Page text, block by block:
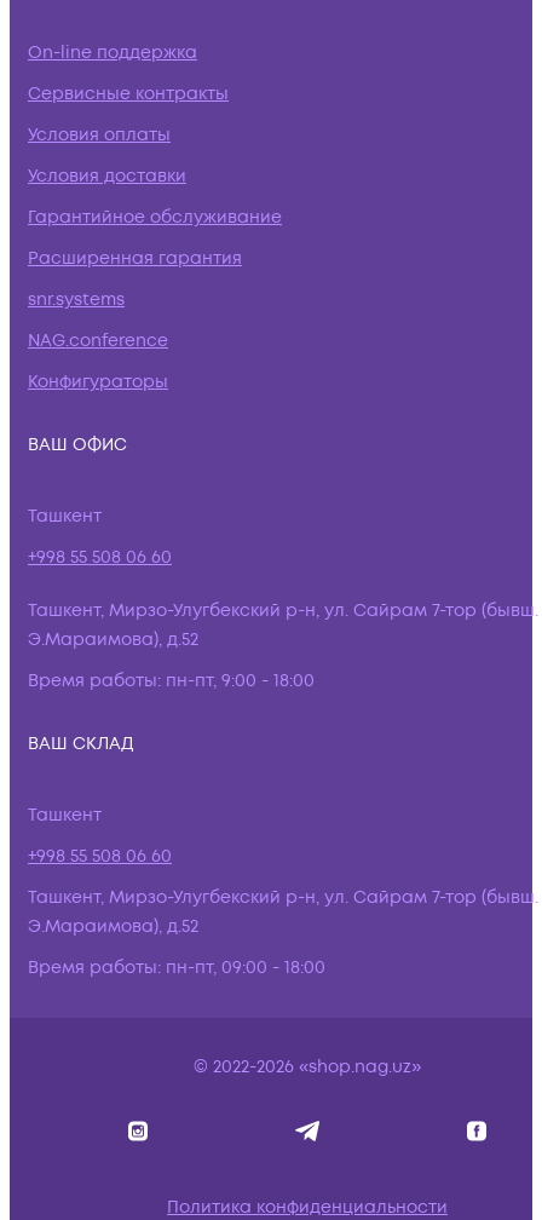
On-line поддержка
Сервисные контракты
Условия оплаты
Условия доставки
Гарантийное обслуживание
Расширенная гарантия
snr.systems
NAG.conference
Конфигураторы
ВАШ ОФИС
Ташкент
+998 55 508 06 60
Ташкент, Мирзо-Улугбекский р-н, ул. Сайрам 7-тор (бывш.
Э.Мараимова), д.52
Время работы: пн-пт, 9:00 - 18:00
ВАШ СКЛАД
Ташкент
+998 55 508 06 60
Ташкент, Мирзо-Улугбекский р-н, ул. Сайрам 7-тор (бывш.
Э.Мараимова), д.52
Время работы: пн-пт, 09:00 - 18:00
© 2022-2026 «shop.nag.uz»
Политика конфиденциальности